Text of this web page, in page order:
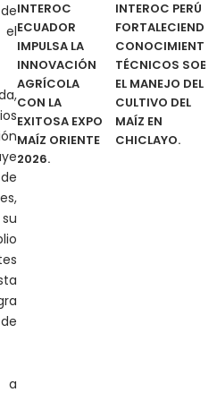
el
a
INTEROC
ECUADOR
IMPULSA LA
INNOVACIÓN
AGRÍCOLA
CON LA
EXITOSA EXPO
MAÍZ ORIENTE
2026.
INTEROC PERÚ
FORTALECIENDO
TÉCNICOS
EL MANEJO DEL
CULTIVO DEL
MAÍZ EN
CHICLAYO.